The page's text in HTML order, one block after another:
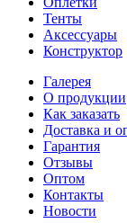
Тенты
Аксессуары
Конструктор
Галерея
О продукции
Как заказать
Доставка и
Гарантия
Отзывы
Оптом
Контакты
Новости